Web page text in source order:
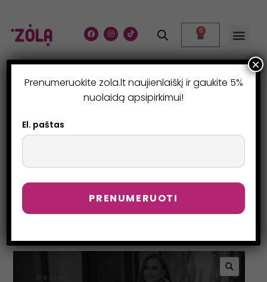
0
LAMI BROWXPERT –
ANTAKIŲ LAMINAVIMAS
ONLINE
Prenumeruokite zola.lt naujienlaiškį ir gaukite 5%
nuolaidą apsipirkimui!
El. paštas
×